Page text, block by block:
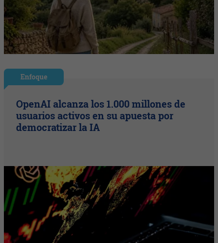
Enfoque
OpenAI alcanza los 1.000 millones de
usuarios activos en su apuesta por
democratizar la IA